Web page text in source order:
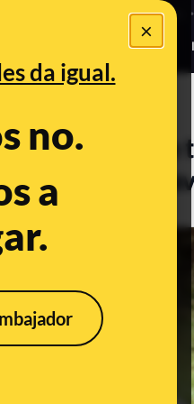
×
da igual.
no.
a
Bulos Ceuta •
PREBUNKING
el efecto
con menor